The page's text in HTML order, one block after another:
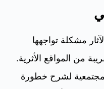
مشكلة تواجهها
من المواقع الأثرية.
مجتمعية لشرح خطورة